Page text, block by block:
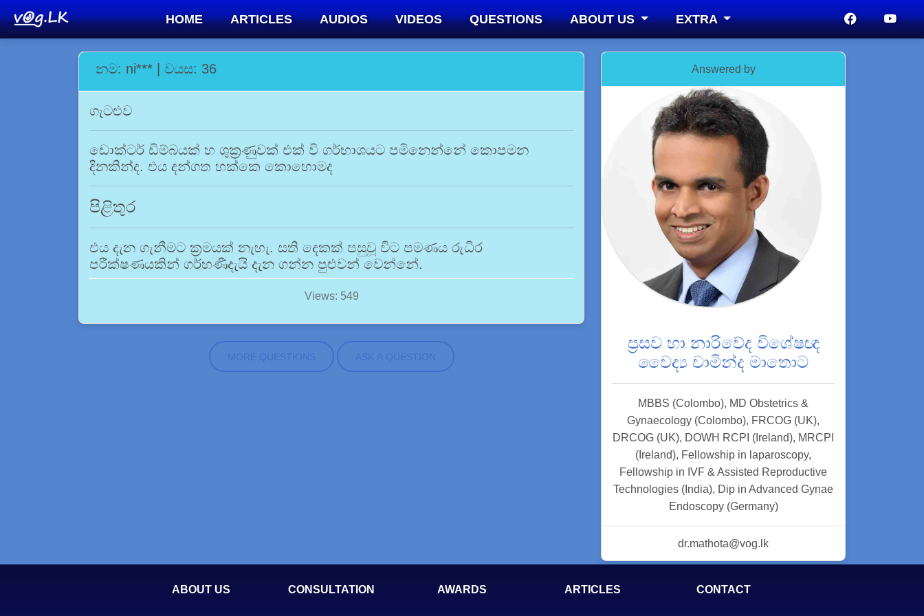
HOME ARTICLES AUDIOS VIDEOS QUESTIONS ABOUT US EXTRA
නම: ni*** | වයස: 36
ගැටළුව
ඩොක්ටර් ඩිම්බයක් හ ශුක්‍රණුවක් එක් වි ගර්භාශයට පමිනෙන්නේ කොපමන
දිනකින්ද. එය දන්ගත හක්කෙ කොහොමද
පිළිතුර
එය දැන ගැනීමට ක්‍රමයක් නැහැ. සති දෙකක් පසුවූ විට පමණය රුධිර
පරීක්ෂණයකින් ගර්භණීදැයි දැන ගන්න පුළුවන් වෙන්නේ.
Views: 549
MORE QUESTIONS ASK A QUESTION
Answered by
ප්‍රසව හා නාරිවේද විශේෂඥ
වෛද්‍ය චාමින්ද මාතොට
MBBS (Colombo), MD Obstetrics &
Gynaecology (Colombo), FRCOG (UK),
DRCOG (UK), DOWH RCPI (Ireland), MRCPI
(Ireland), Fellowship in laparoscopy,
Fellowship in IVF & Assisted Reproductive
Technologies (India), Dip in Advanced Gynae
Endoscopy (Germany)
dr.mathota@vog.lk
ABOUT US CONSULTATION AWARDS ARTICLES CONTACT